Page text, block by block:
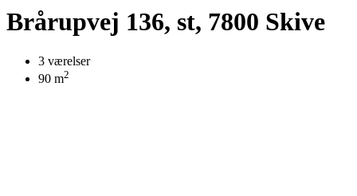
Brårupvej 136, st, 7800 Skive
3 værelser
90 m2